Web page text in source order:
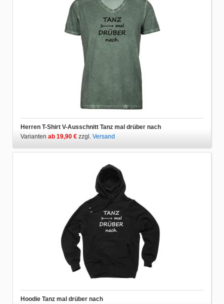
Herren T-Shirt V-Ausschnitt Tanz mal drüber nach
Varianten ab 19,90 € zzgl. Versand
Hoodie Tanz mal drüber nach